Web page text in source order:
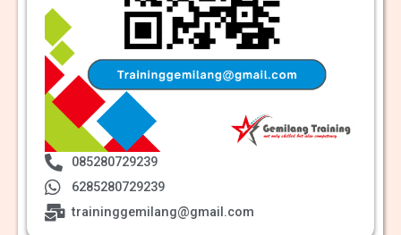
085280729239
6285280729239
traininggemilang@gmail.com